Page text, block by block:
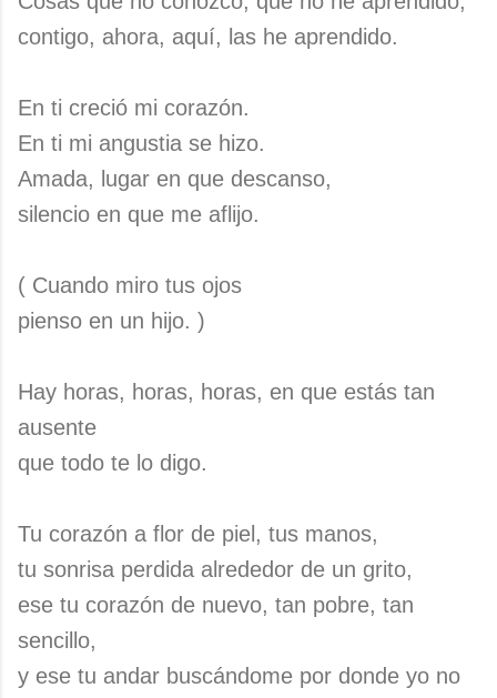
contigo, ahora, aquí, las he aprendido.
En ti creció mi corazón.
En ti mi angustia se hizo.
Amada, lugar en que descanso,
silencio en que me aflijo.
( Cuando miro tus ojos
pienso en un hijo. )
Hay horas, horas, horas, en que estás tan
ausente
que todo te lo digo.
Tu corazón a flor de piel, tus manos,
tu sonrisa perdida alrededor de un grito,
ese tu corazón de nuevo, tan pobre, tan
sencillo,
y ese tu andar buscándome por donde yo no